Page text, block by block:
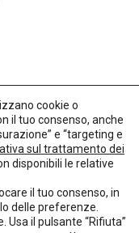
cookie o
il tuo consenso, anche
e “targeting e
sul trattamento dei
disponibili le relative
il tuo consenso, in
delle preferenze.
Usa il pulsante “Rifiuta”